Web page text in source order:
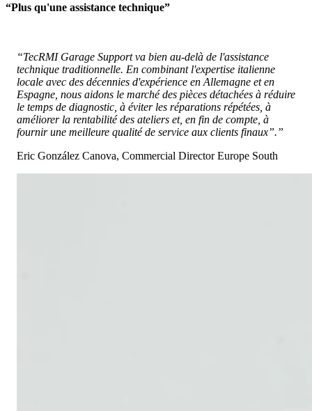
“Plus qu'une assistance technique”
“TecRMI Garage Support va bien au-delà de l'assistance
technique traditionnelle. En combinant l'expertise italienne
locale avec des décennies d'expérience en Allemagne et en
Espagne, nous aidons le marché des pièces détachées à réduire
le temps de diagnostic, à éviter les réparations répétées, à
améliorer la rentabilité des ateliers et, en fin de compte, à
fournir une meilleure qualité de service aux clients finaux”.”
Eric González Canova, Commercial Director Europe South